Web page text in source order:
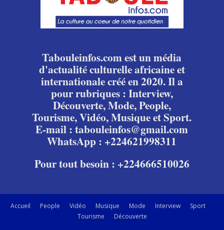
Tabouleinfos.com est un média
d'actualité culturelle africaine et
internationale créé en 2020. Il a
pour rubriques : Interview,
Découverte, Mode, People,
Tourisme, Vidéo, Musique et Sport.
E-mail : tabouleinfos@gmail.com
WhatsApp : +224621998311
Pour tout besoin : +224666510026
Accueil People Vidéo Musique Mode Interview
Sport
Tourisme
Découverte